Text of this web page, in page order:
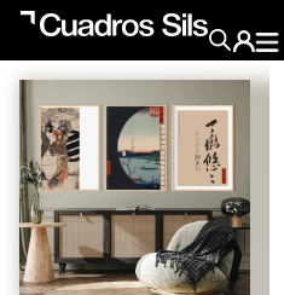
Obra Pictórica
Obra Gráfica
Inspiración